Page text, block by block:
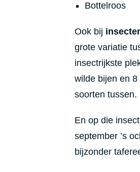
Bottelroos
Ook bij
grote variatie
insectrijkste
wilde bijen en
soorten tussen.
En op die
september ’s
bijzonder